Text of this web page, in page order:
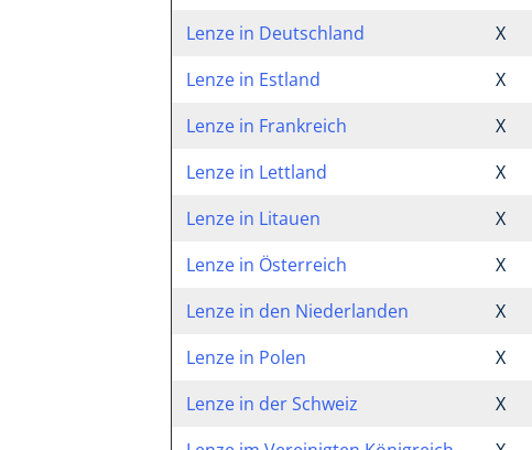
Lenze in Deutschland
X
Lenze in Estland
X
Lenze in Frankreich
X
Lenze in Lettland
X
Lenze in Litauen
X
Lenze in Österreich
X
Lenze in den Niederlanden
X
Lenze in Polen
X
Lenze in der Schweiz
X